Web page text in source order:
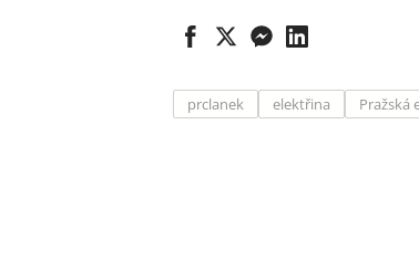
prclanek elektřina Pražská